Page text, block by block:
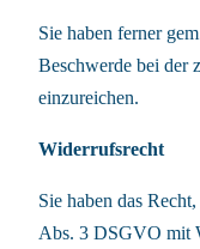
Sie haben ferner
Beschwerde bei der
einzureichen.
Widerrufsrecht
Sie haben das
Abs. 3 DSGVO mit